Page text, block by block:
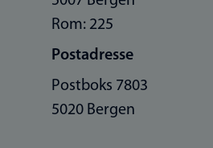
Rom: 225
Postadresse
Postboks 7803
5020 Bergen